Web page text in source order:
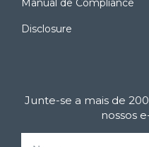
Manual de Compliance
Disclosure
Junte-se a mais de
nossos